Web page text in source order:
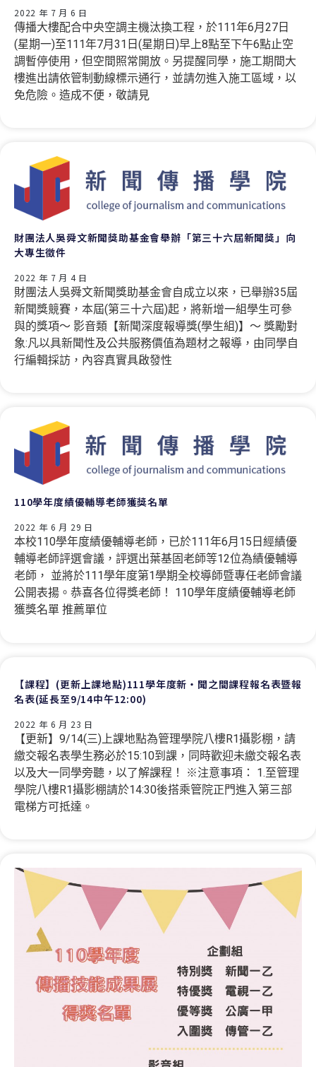
2022 年 7 月 6 日
傳播大樓配合中央空調主機汰換工程，於111年6月27日
(星期一)至111年7月31日(星期日)早上8點至下午6點止空
調暫停使用，但空間照常開放。另提醒同學，施工期間大
樓進出請依管制動線標示通行，並請勿進入施工區域，以
免危險。造成不便，敬請見
財團法人吳舜文新聞獎助基金會舉辦「第三十六屆新聞獎」向
大專生徵件
2022 年 7 月 4 日
財團法人吳舜文新聞獎助基金會自成立以來，已舉辦35屆
新聞獎競賽，本屆(第三十六屆)起，將新增一組學生可參
與的獎項〜 影音類【新聞深度報導獎(學生組)】〜 獎勵對
象:凡以具新聞性及公共服務價值為題材之報導，由同學自
行編輯採訪，內容真實具啟發性
110​學年度績優輔導老師獲獎名單
2022 年 6 月 29 日
本校110學年度績優輔導老師，已於111年6月15日經績優
輔導老師評選會議，評選出葉基固老師等12位為績優輔導
老師， 並將於111學年度第1學期全校導師暨專任老師會議
公開表揚。恭喜各位得獎老師！ 110學年度績優輔導老師
獲獎名單 推薦單位
【課程】(更新上課地點)111學年度新‧聞之間課程報名表暨報
名表(延長至9/14中午12:00)
2022 年 6 月 23 日
【更新】9/14(三)上課地點為管理學院八樓R1攝影棚，請
繳交報名表學生務必於15:10到課，同時歡迎未繳交報名表
以及大一同學旁聽，以了解課程！ ※注意事項： 1.至管理
學院八樓R1攝影棚請於14:30後搭乘管院正門進入第三部
電梯方可抵達。